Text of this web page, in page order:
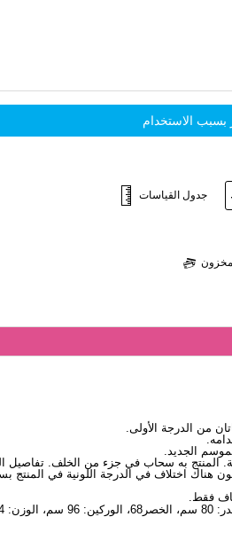
بسبب الاستخدام
جدول القياسات
من الدرجة الأولى.
الجديد.
المنتج به سحاب في جزء من الخلف. تفاصيل
هناك اختلاف في الدرجة اللونية في المنتج
فقط.